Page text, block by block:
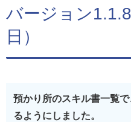
バージョン
日）
預かり所のスキル書一覧
るようにしました。